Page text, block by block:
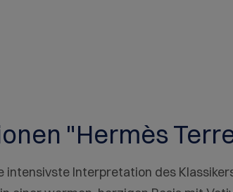
"Hermès
intensivste Interpretation des